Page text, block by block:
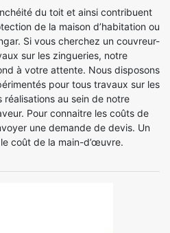
du toit et ainsi contribuent
de la maison d’habitation ou
Si vous cherchez un couvreur-
sur les zingueries, notre
à votre attente. Nous disposons
pour tous travaux sur les
au sein de notre
Pour connaitre les coûts de
une demande de devis. Un
coût de la main-d’œuvre.